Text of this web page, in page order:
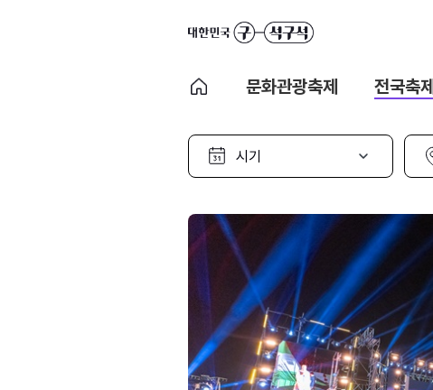
문화관광축제 전국축제
시
선
지
선